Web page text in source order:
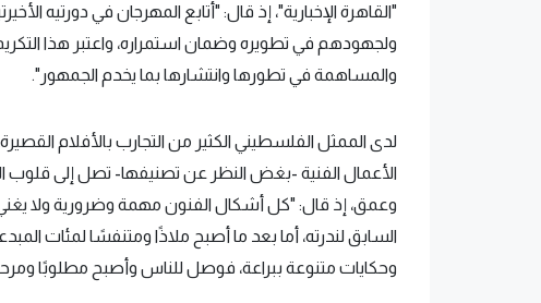
"القاهرة الإخبارية"، إذ قال: "أتابع المهرجان في دورتيه
ولجهودهم في تطويره وضمان استمراره، واعتبر هذا
والمساهمة في تطورها وانتشارها بما يخدم الجمهور".
لدى الممثل الفلسطيني الكثير من التجارب بالأفلام
الأعمال الفنية -بغض النظر عن تصنيفها- تصل إلى
وعمق، إذ قال: "كل أشكال الفنون مهمة وضرورية ولا يغني
السابق لندرته، أما بعد ما أصبح ملاذًا ومتنفسًا لمئات
وحكايات متنوعة ببراعة، فوصل للناس وأصبح مطلوبًا